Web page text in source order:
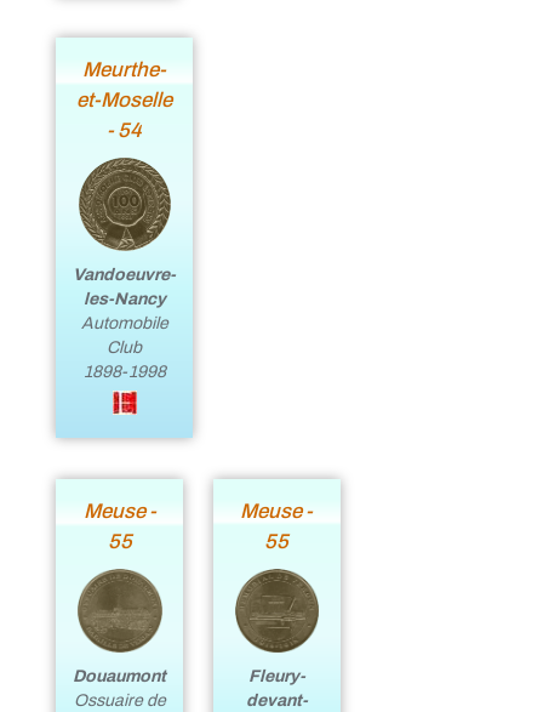
Meurthe-
et-Moselle
- 54
Vandoeuvre-
les-Nancy
Automobile
Club
1898-1998
Meuse -
55
Douaumont
Ossuaire de
Meuse -
55
Fleury-
devant-